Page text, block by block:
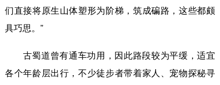
们直接将原生山体塑形为阶梯，筑成碥路，这些都颇
具巧思。”
古蜀道曾有通车功用，因此路段较为平缓，适宜
各个年龄层出行，不少徒步者带着家人、宠物探秘寻